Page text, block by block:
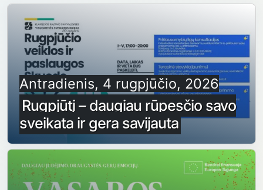
Antradienis, 4 rugpjūčio, 2026
Rugpjūtį – daugiau rūpesčio savo
sveikata ir gera savijauta